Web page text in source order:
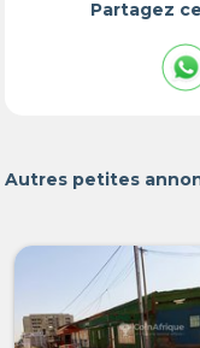
Partagez
Autres petites